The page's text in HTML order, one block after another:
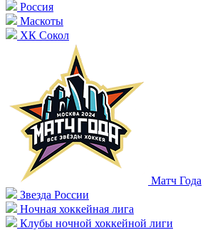
Россия
Маскоты
ХК Сокол
Матч Года
Звезда России
Ночная хоккейная лига
Клубы ночной хоккейной лиги